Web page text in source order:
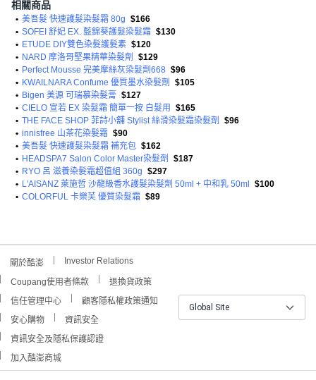
相關商品
• 美吾髮 快速護髮染髮霜 80g $166
• SOFEI 舒妃 EX. 藍錦葵護髮染髮霜 $130
• ETUDE DIY雙色染髮護髮素 $120
• NARD 摩洛哥堅果精華染髮劑
$129
• Perfect Mousse 完美摩絲灰染髮劑668 $96
• KWAILNARA Confume 優質墨水染髮劑
$105
• Bigen 美源 可瑞慕染髮膏 $127
• CIELO 宣若 EX 染髮霜 簡單一按 白髮用
$165
• THE FACE SHOP 菲詩小舖 Stylist 絲滑染髮霜染髮劑
$96
• innisfree 山茶花染髮霜 $90
• 美吾髮 快速護髮染髮霜 補充包 $162
• HEADSPA7 Salon Color Master染髮劑
$187
• RYO 呂 滋養染髮霜超值組 360g $297
• L'AISANZ 萊施哲 沙龍級香水護髮染髮劑 50ml + 中和乳 50ml $100
• COLORFUL 卡樂芙 優質染髮霜 $89
關於酷澎 Investor Relations
Coupang使用者條款
退換貨政策
信任管理中心
顧客隱私權政策通知
安心購物
資訊安全
資訊安全及隱私保護認證
加入酷澎商城
Global Site